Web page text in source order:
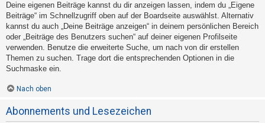
Deine eigenen Beiträge kannst du dir anzeigen lassen, indem du „Eigene
Beiträge“ im Schnellzugriff oben auf der Boardseite auswählst. Alternativ
kannst du auch „Deine Beiträge anzeigen“ in deinem persönlichen Bereich
oder „Beiträge des Benutzers suchen“ auf deiner eigenen Profilseite
verwenden. Benutze die erweiterte Suche, um nach von dir erstellen
Themen zu suchen. Trage dort die entsprechenden Optionen in die
Suchmaske ein.
Nach oben
Abonnements und Lesezeichen